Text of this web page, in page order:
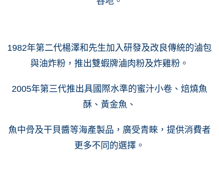
1982年第二代楊澤和先生加入研發及改良傳統的滷包
與油炸粉，推出雙蝦牌滷肉粉及炸雞粉。
2005年第三代推出具國際水準的蜜汁小卷、焙燒魚
酥、黃金魚、
魚中骨及干貝醬等海產製品，廣受青睞，提供消費者
更多不同的選擇。